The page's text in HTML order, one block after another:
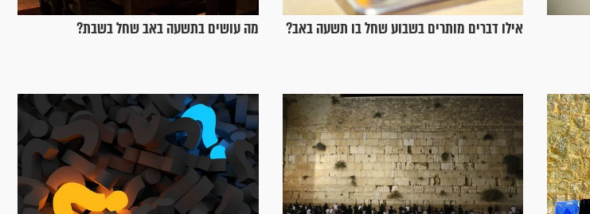
אילו דברים מותרים בשבוע שחל בו תשעה באב? מה עושים בתשעה באב שחל בשבת?